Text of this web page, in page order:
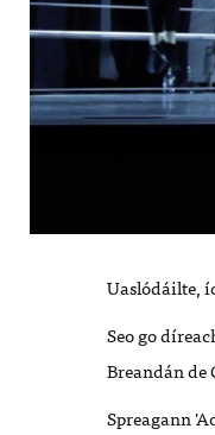
Uaslódáilte,
Seo go
Breandán de
Spreagann